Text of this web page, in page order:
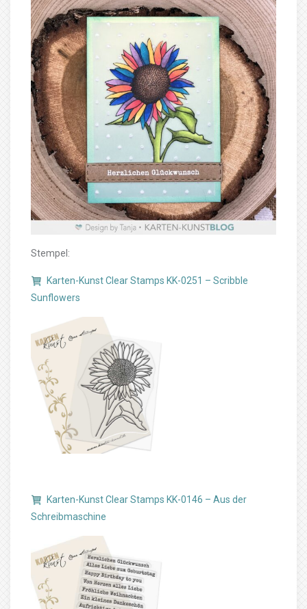
Stempel:
Karten-Kunst Clear Stamps KK-0251 – Scribble
Sunflowers
Karten-Kunst Clear Stamps KK-0146 – Aus der
Schreibmaschine